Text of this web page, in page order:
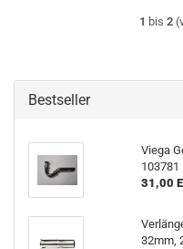
1 bis 2
Bestseller
Viega
103781
31,00
32mm,